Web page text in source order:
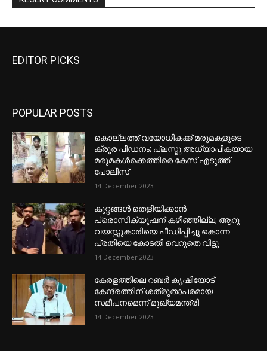
EDITOR PICKS
POPULAR POSTS
കൊല്ലത്ത് വയോധികക്ക് മരുമകളുടെ
ക്രൂര പീഡനം; പ്ലസ്ടു അധ്യാപികയായ
മരുമകൾക്കെത്തിരെ കേസ് എടുത്ത്
പോലീസ്
14 December 2023
കുറ്റങ്ങൾ തെളിയിക്കാൻ
പ്രൊസിക്യൂഷന് കഴിഞ്ഞില്ല; ആറു
വയസ്സുകാരിയെ പീഡിപ്പിച്ചു കൊന്ന
പ്രതിയെ കോടതി വെറുതെ വിട്ടു
14 December 2023
കേരളത്തിലെ റബർ കൃഷിയോട്
കേന്ദ്രത്തിന് ശത്രുതാപരമായ
സമീപനമെന്ന് മുഖ്യമന്ത്രി
14 December 2023